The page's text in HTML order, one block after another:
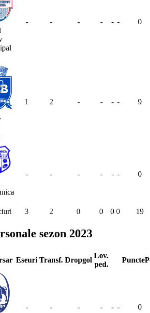
- - - - - - 0
1 2 - - - - 9
- - - - - - 0
3 2 0 0 0 0 19
sezon 2023
Eseuri Transf. Dropgol
Lov.
ped.
Puncte
- - - - - - 0